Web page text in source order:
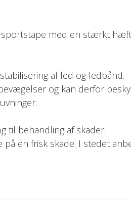
sportstape med en stærkt
af led og ledbånd.
og kan derfor
til behandling af skader.
en frisk skade. I stedet